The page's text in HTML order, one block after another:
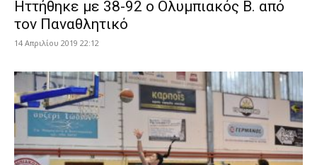
Ηττήθηκε με 38-92 ο Ολυμπιακός Β. από
τον Παναθλητικό
14 Απριλίου 2019 22:12